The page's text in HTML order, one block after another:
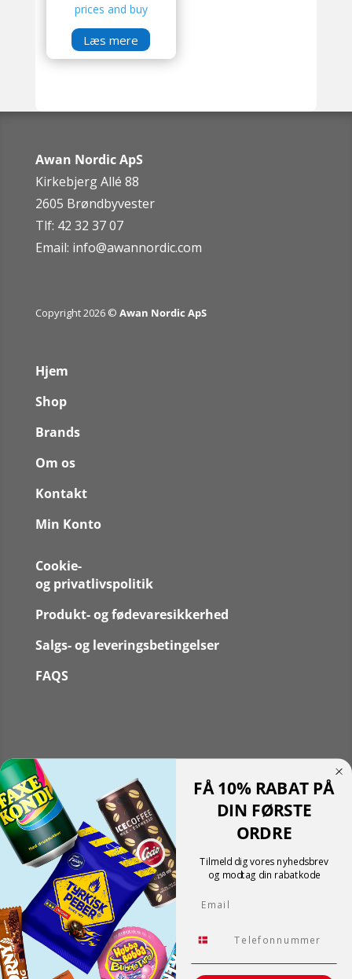
prices and buy
Læs mere
Awan Nordic ApS
Kirkebjerg Allé 88
2605 Brøndbyvester
Tlf: 42 32 37 07
Email: info@awannordic.com
Copyright 2026 © Awan Nordic ApS
Hjem
Shop
Brands
Om os
Kontakt
Min Konto
Cookie-
og privatlivspolitik
Produkt- og fødevaresikkerhed
Salgs- og leveringsbetingelser
FAQS
Translate »
Powered by
Translate
Shopping cart0
Der er ingen produkter i kurven!
Fortsæt med at handle
FÅ 10% RABAT PÅ
DIN FØRSTE
ORDRE
Tilmeld dig vores nyhedsbrev
og modtag din rabatkode
Email
Tlf.